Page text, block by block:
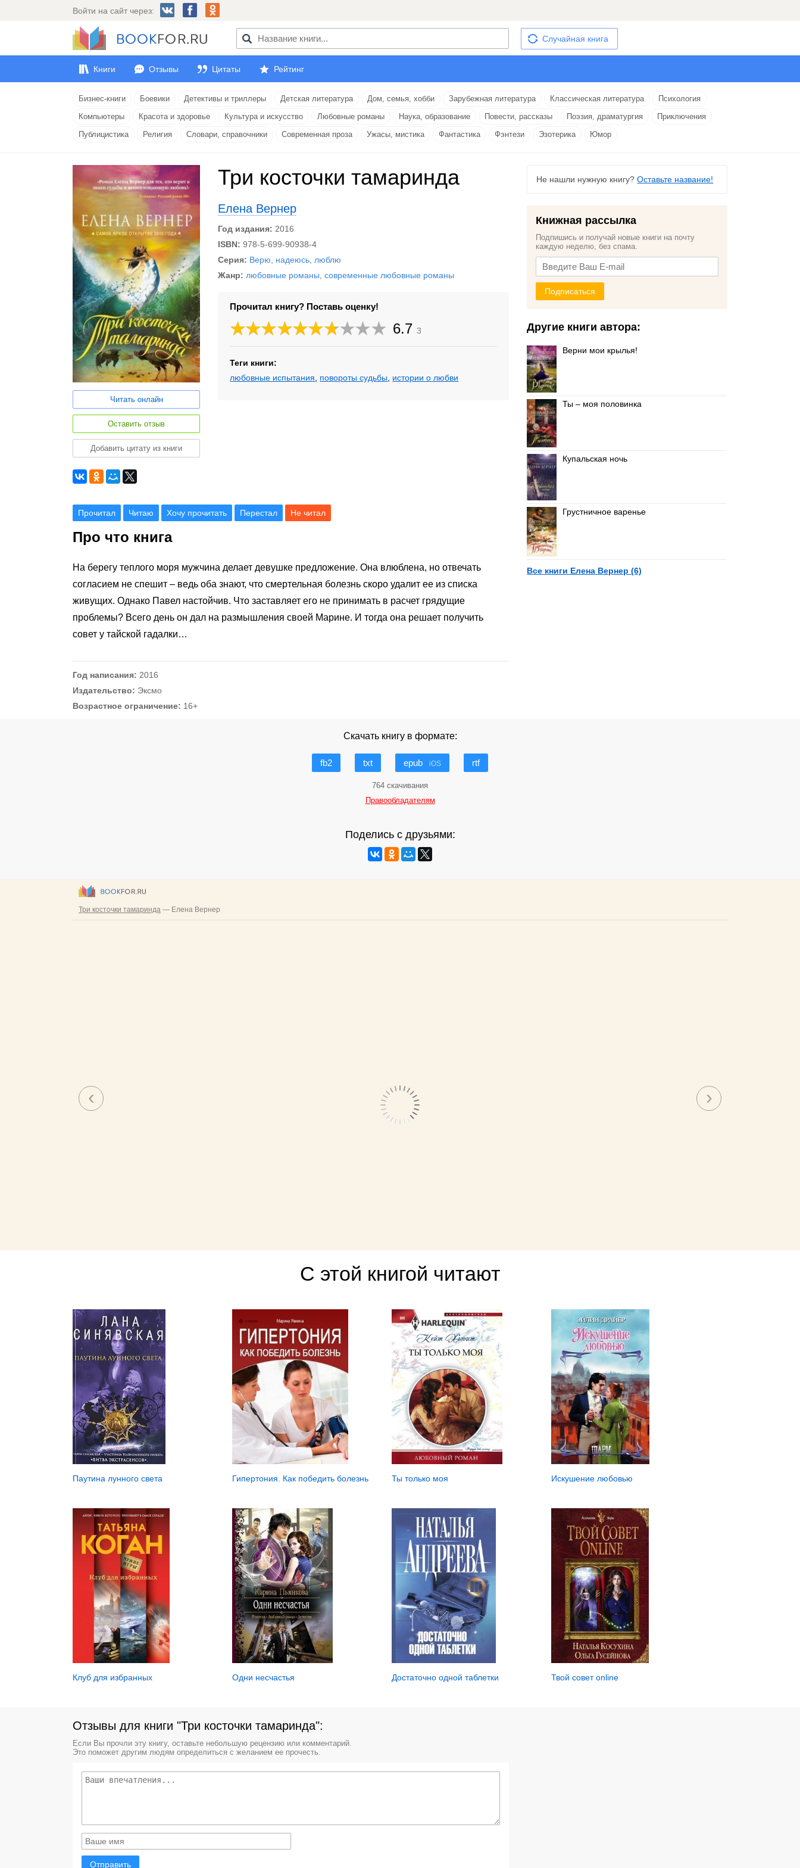
Войти на сайт через:
Случайная книга
Книги Отзывы Цитаты Рейтинг
Бизнес-книги Боевики Детективы и триллеры Детская литература Дом, семья, хобби Зарубежная литература Классическая литература
Психология
Компьютеры
Красота и здоровье Культура и искусство Любовные романы Наука, образование Повести, рассказы Поэзия, драматургия
Приключения
Публицистика
Религия Словари, справочники Современная проза Ужасы, мистика Фантастика Фэнтези Эзотерика Юмор
Читать онлайн
Оставить отзыв
Добавить цитату из книги
Три косточки тамаринда
Елена Вернер
Год издания: 2016
ISBN: 978-5-699-90938-4
Серия: Верю надеюсь люблю
Жанр: любовные романы ,современные любовные романы
Прочитал книгу? Поставь оценку!
6.7 3
Теги книги:
любовные испытания
повороты судьбы истории о любви
Прочитал Читаю Хочу прочитать Перестал Не читал
Про что книга
На берегу теплого моря мужчина делает девушке предложение. Она влюблена, но отвечать
согласием не спешит – ведь оба знают, что смертельная болезнь скоро удалит ее из списка
живущих. Однако Павел настойчив. Что заставляет его не принимать в расчет грядущие
проблемы? Всего день он дал на размышления своей Марине. И тогда она решает получить
совет у тайской гадалки…
Год написания: 2016
Издательство: Эксмо
Возрастное ограничение: 16+
Не нашли нужную книгу?Оставьте название!
Книжная рассылка
Подпишись и получай новые книги на почту
каждую неделю, без спама.
Подписаться
Другие книги автора:
Верни мои крылья!
Ты – моя половинка
Купальская ночь
Грустничное варенье
Все книги Елена Вернер (6)
Скачать книгу в формате:
fb2 txt epub iOS rtf
764 скачивания
Правообладателям
Поделись с друзьями:
С этой книгой читают
Паутина лунного света Гипертония. Как победить болезнь Ты только моя Искушение любовью
Клуб для избранных Одни несчастья Достаточно одной таблетки Твой совет online
Отзывы для книги "Три косточки тамаринда":
Если Вы прочли эту книгу, оставьте небольшую рецензию или комментарий.
Это поможет другим людям определиться с желанием ее прочесть.
Отправить